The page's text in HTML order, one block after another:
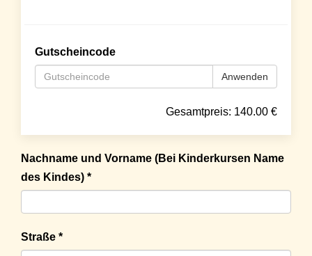
Gutscheincode
Anwenden
Gesamtpreis: 140.00 €
Nachname und Vorname (Bei Kinderkursen Name
des Kindes) *
Straße *